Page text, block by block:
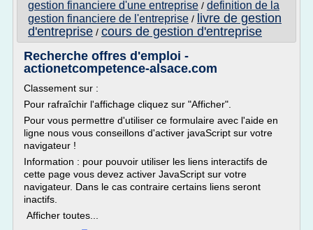
gestion financiere d'une entreprise / definition de la
gestion financiere de l'entreprise / livre de gestion
d'entreprise / cours de gestion d'entreprise
Recherche offres d'emploi -
actionetcompetence-alsace.com
Classement sur :
Pour rafraîchir l'affichage cliquez sur "Afficher".
Pour vous permettre d'utiliser ce formulaire avec l'aide en
ligne nous vous conseillons d'activer javaScript sur votre
navigateur !
Information : pour pouvoir utiliser les liens interactifs de
cette page vous devez activer JavaScript sur votre
navigateur. Dans le cas contraire certains liens seront
inactifs.
Afficher toutes...